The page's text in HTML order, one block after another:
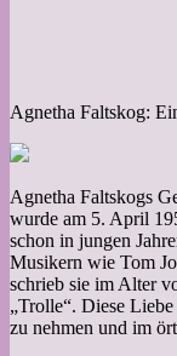
Agnetha Faltskog:
Agnetha Faltskogs
wurde am 5. April
schon in jungen
Musikern wie Tom
schrieb sie im Alter
„Trolle“. Diese
zu nehmen und im